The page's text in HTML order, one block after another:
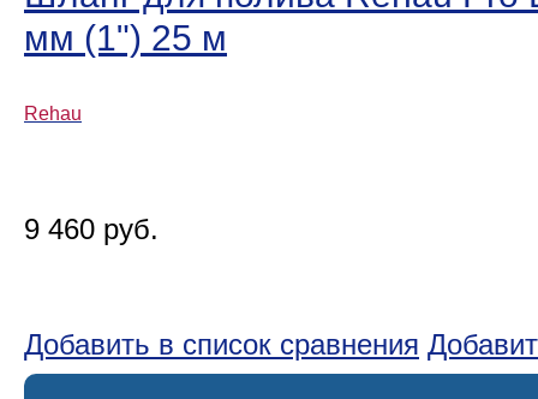
мм (1ʺ) 25 м
Rehau
9 460 руб.
Добавить в список сравнения